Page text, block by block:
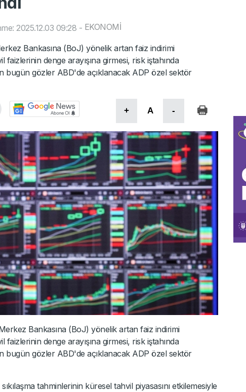
2025.12.03 09:28 - EKONOMİ
Bankasına (BoJ) yönelik artan faiz indirimi
denge arayışına girmesi, risk iştahında
bugün gözler ABD'de açıklanacak ADP özel sektör
+ A -
Bankasına (BoJ) yönelik artan faiz indirimi
denge arayışına girmesi, risk iştahında
bugün gözler ABD'de açıklanacak ADP özel sektör
tahminlerinin küresel tahvil piyasasını etkilemesiyle